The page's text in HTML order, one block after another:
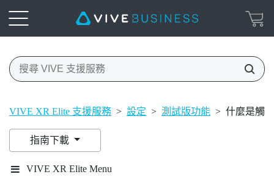
VIVE XR Elite 支援服務 > 設定 > 測試版功能 > 什麼是觸
指南下載
VIVE XR Elite Menu